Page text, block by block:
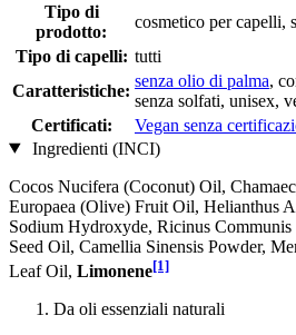
Tipo di
prodotto:
cosmetico per capelli,
Tipo di capelli: tutti
Caratteristiche:
senza olio di palma,
senza solfati, unisex,
Certificati:
Vegan senza
Ingredienti (INCI)
Cocos Nucifera (Coconut) Oil,
Europaea (Olive) Fruit Oil, Helianthus
Sodium Hydroxyde, Ricinus
Seed Oil, Camellia Sinensis Powder,
Leaf Oil, Limonene[1]
Da oli essenziali naturali